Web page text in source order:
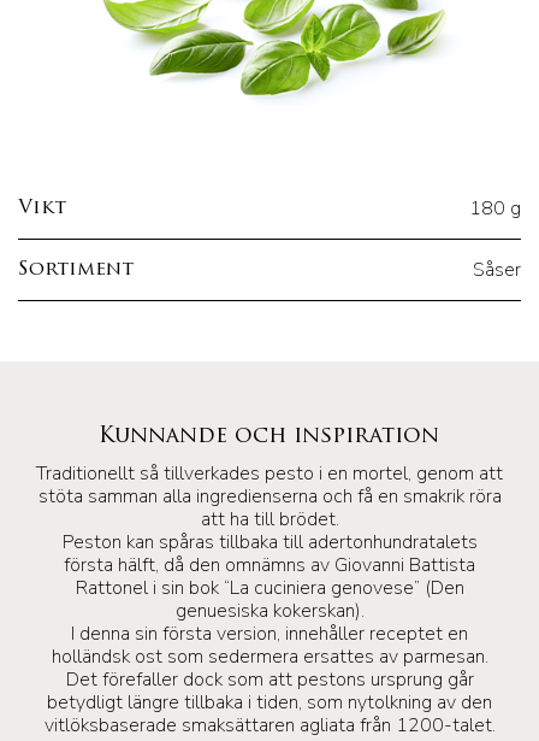
Vikt 180 g
Sortiment Såser
Kunnande och inspiration
Traditionellt så tillverkades pesto i en mortel, genom att
stöta samman alla ingredienserna och få en smakrik röra
att ha till brödet.
Peston kan spåras tillbaka till adertonhundratalets
första hälft, då den omnämns av Giovanni Battista
Rattonel i sin bok “La cuciniera genovese” (Den
genuesiska kokerskan).
I denna sin första version, innehåller receptet en
holländsk ost som sedermera ersattes av parmesan.
Det förefaller dock som att pestons ursprung går
betydligt längre tillbaka i tiden, som nytolkning av den
vitlöksbaserade smaksättaren agliata från 1200-talet.